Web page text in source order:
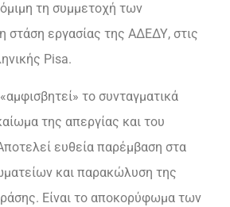
τη συμμετοχή των
στάση εργασίας της ΑΔΕΔΥ, στις
Pisa.
το συνταγματικά
της απεργίας και του
ευθεία παρέμβαση στα
και παρακώλυση της
Είναι το αποκορύφωμα των